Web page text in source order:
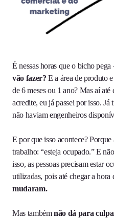
É nessas horas que o bicho
vão fazer? E a área de produto
de 6 meses ou 1 ano? Mas aí
acredite, eu já passei por isso.
não haviam engenheiros
E por que isso acontece?
trabalho: “esteja ocupado.” E
isso, as pessoas precisam estar
utilizadas, pois até chegar a hora
mudaram.
Mas tambémnão dá para